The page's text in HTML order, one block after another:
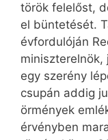
török felelőst,
el büntetését.
évfordulóján
egy szerény
csupán addig
örmények
érvényben